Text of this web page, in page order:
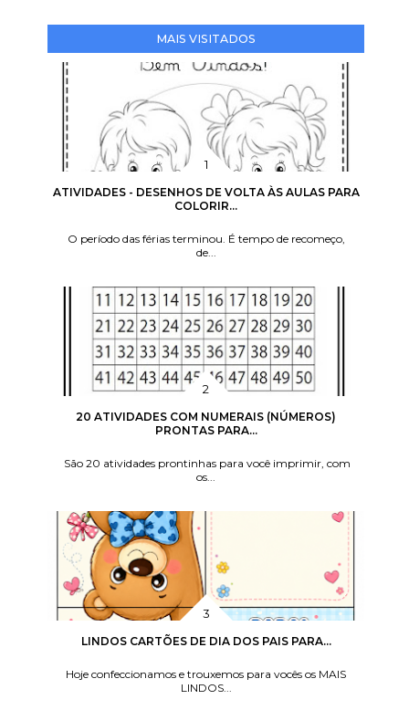
MAIS VISITADOS
ATIVIDADES - DESENHOS DE VOLTA ÀS AULAS PARA
COLORIR...
O período das férias terminou. É tempo de recomeço,
de...
20 ATIVIDADES COM NUMERAIS (NÚMEROS)
PRONTAS PARA...
São 20 atividades prontinhas para você imprimir, com
os...
LINDOS CARTÕES DE DIA DOS PAIS PARA...
Hoje confeccionamos e trouxemos para vocês os MAIS
LINDOS...